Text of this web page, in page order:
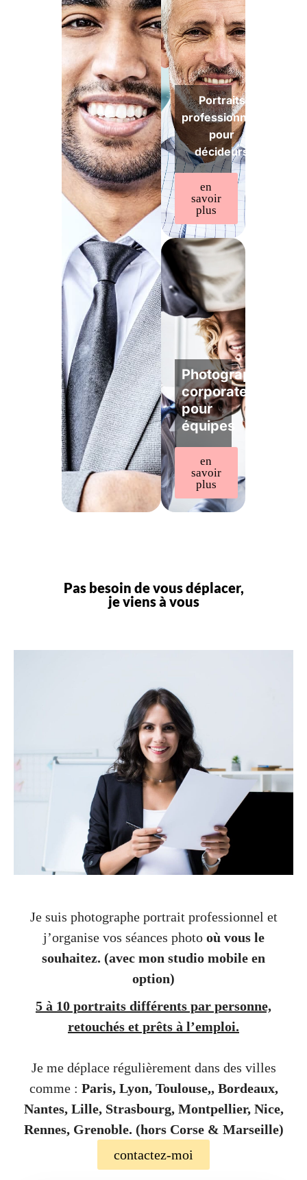
Portraits
professionnels
pour
décideurs
en
savoir
plus
Photographe
corporate
pour
équipes
en
savoir
plus
Pas besoin de vous déplacer,
je viens à vous
Je suis photographe portrait professionnel et
j’organise vos séances photo où vous le
souhaitez. (avec mon studio mobile en
option)
5 à 10 portraits différents par personne,
retouchés et prêts à l’emploi.
Je me déplace régulièrement dans des villes
comme : Paris, Lyon, Toulouse,, Bordeaux,
Nantes, Lille, Strasbourg, Montpellier, Nice,
Rennes, Grenoble. (hors Corse & Marseille)
contactez-moi